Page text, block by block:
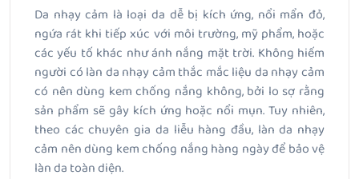
Da nhạy cảm là loại da dễ bị kích ứng, nổi mẩn đỏ,
ngứa rát khi tiếp xúc với môi trường, mỹ phẩm, hoặc
các yếu tố khác như ánh nắng mặt trời. Không hiếm
người có làn da nhạy cảm thắc mắc liệu da nhạy cảm
có nên dùng kem chống nắng không, bởi lo sợ rằng
sản phẩm sẽ gây kích ứng hoặc nổi mụn. Tuy nhiên,
theo các chuyên gia da liễu hàng đầu, làn da nhạy
cảm nên dùng kem chống nắng hàng ngày để bảo vệ
làn da toàn diện.